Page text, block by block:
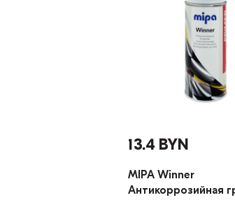
13.4 BYN
MIPA Winner
Антикоррозийная